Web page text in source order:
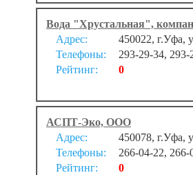
Вода "Хрустальная",
Адрес:
450022, г.Уфа,
Телефоны:
293-29-34, 293-
Рейтинг:
0
АСПТ-Эко, ООО
Адрес:
450078, г.Уфа,
Телефоны:
266-04-22, 266-
Рейтинг:
0